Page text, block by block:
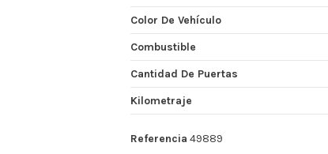
Color De Vehículo
Combustible
Cantidad De Puertas
Kilometraje
Referencia 49889